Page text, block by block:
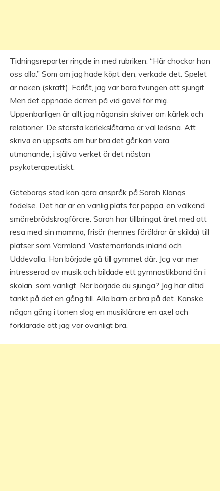
Tidningsreporter ringde in med rubriken: “Här chockar hon
oss alla.” Som om jag hade köpt den, verkade det. Spelet
är naken (skratt). Förlåt, jag var bara tvungen att sjungit.
Men det öppnade dörren på vid gavel för mig.
Uppenbarligen är allt jag någonsin skriver om kärlek och
relationer. De största kärlekslåtarna är väl ledsna. Att
skriva en uppsats om hur bra det går kan vara
utmanande; i själva verket är det nästan
psykoterapeutiskt.
Göteborgs stad kan göra anspråk på Sarah Klangs
födelse. Det här är en vanlig plats för pappa, en välkänd
smörrebrödskrogförare. Sarah har tillbringat året med att
resa med sin mamma, frisör (hennes föräldrar är skilda) till
platser som Värmland, Västernorrlands inland och
Uddevalla. Hon började gå till gymmet där. Jag var mer
intresserad av musik och bildade ett gymnastikband än i
skolan, som vanligt. När började du sjunga? Jag har alltid
tänkt på det en gång till. Alla barn är bra på det. Kanske
någon gång i tonen slog en musiklärare en axel och
förklarade att jag var ovanligt bra.